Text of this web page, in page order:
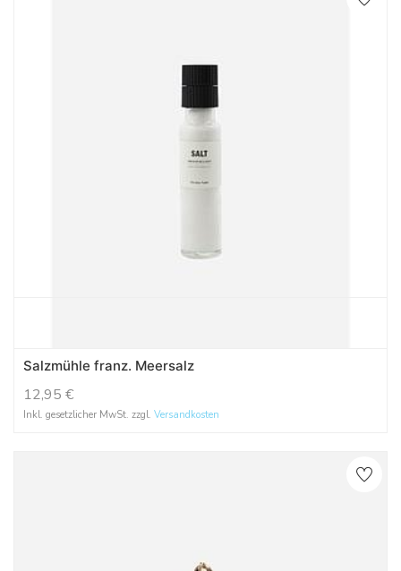
Salzmühle franz. Meersalz
12,95 €
Inkl. gesetzlicher MwSt. zzgl. Versandkosten